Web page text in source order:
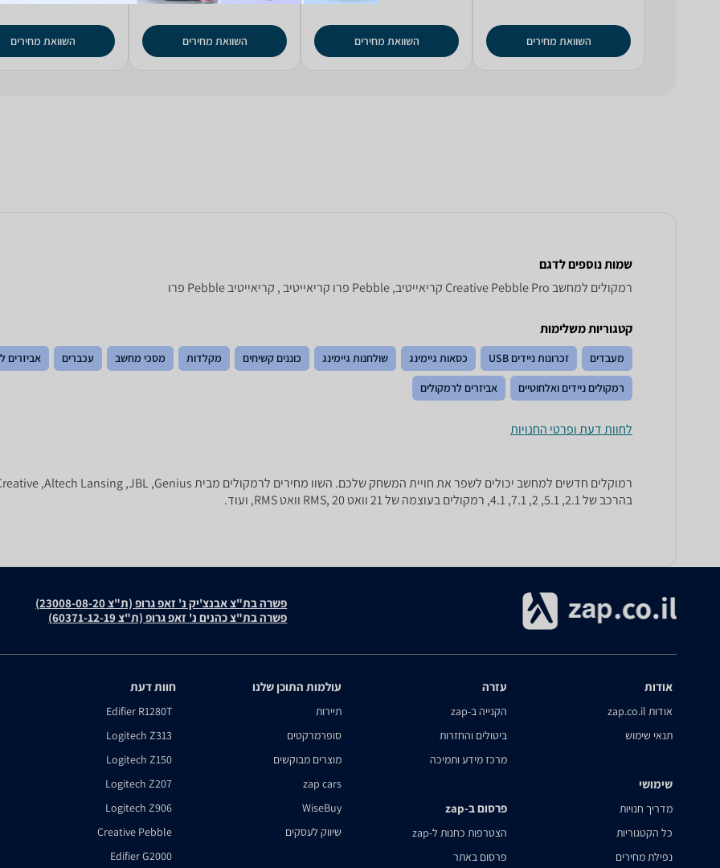
השוואת מחירים השוואת מחירים השוואת מחירים השוואת מחירים
שמות נוספים לדגם
רמקולים למחשב Creative Pebble Pro קריאייטיב, Pebble פרו קריאייטיב , קריאייטיב Pebble פרו
קטגוריות משלימות
מעבדים זכרונות ניידים USB כסאות גיימינג שולחנות גיימינג כוננים קשיחים מקלדות מסכי מחשב עכברים אביזרים
רמקולים ניידים ואלחוטיים אביזרים לרמקולים
לחוות דעת ופרטי החנויות
בהרכב של 2.1, 5.1, 2, 7.1, 4.1, רמקולים בעוצמה של 21 וואט RMS, 20 וואט RMS, ועוד.
פשרה בת"צ אבנצ'יק נ' זאפ גרופ (ת"צ 23008-08-20)
פשרה בת"צ כהנים נ' זאפ גרופ (ת"צ 60371-12-19)
אודות
אודות zap.co.il
תנאי שימוש
שימושי
מדריך חנויות
כל הקטגוריות
נפילת מחירים
עזרה
הקנייה ב-zap
ביטולים והחזרות
מרכז מידע ותמיכה
פרסום ב-zap
הצטרפות כחנות ל-zap
פרסום באתר
עולמות התוכן שלנו
תיירות
סופרמרקטים
מוצרים מבוקשים
zap cars
WiseBuy
שיווק לעסקים
חוות דעת
Edifier R1280T
Logitech Z313
Logitech Z150
Logitech Z207
Logitech Z906
Creative Pebble
Edifier G2000